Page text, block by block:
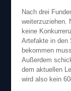
Nach drei
weiterzuziehen.
keine
Artefakte in den
bekommen
Außerdem
dem aktuellen
wird also kein